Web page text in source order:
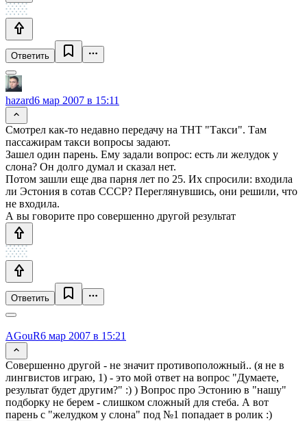
Ответить
hazard6 мар 2007 в 15:11
Смотрел как-то недавно передачу на ТНТ "Такси". Там
пассажирам такси вопросы задают.
Зашел один парень. Ему задали вопрос: есть ли желудок у
слона? Он долго думал и сказал нет.
Потом зашли еще два парня лет по 25. Их спросили: входила
ли Эстония в сотав СССР? Переглянувшись, они решили, что
не входила.
А вы говорите про совершенно другой результат
Ответить
AGouR6 мар 2007 в 15:21
Совершенно другой - не значит противоположный.. (я не в
лингвистов играю, 1) - это мой ответ на вопрос "Думаете,
результат будет другим?" :) ) Вопрос про Эстонию в "нашу"
подборку не берем - слишком сложный для стеба. А вот
парень с "желудком у слона" под №1 попадает в ролик :)